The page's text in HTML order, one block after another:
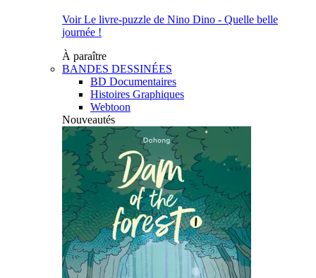
Voir Le livre-puzzle de Nino Dino - Quelle belle
journée !
À paraître
BANDES DESSINÉES
BD Documentaires
Histoires Graphiques
Webtoon
Nouveautés